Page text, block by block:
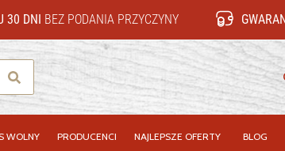
30 DNI BEZ PODANIA PRZYCZYNY
WOLNY PRODUCENCI NAJLEPSZE OFERTY BLOG